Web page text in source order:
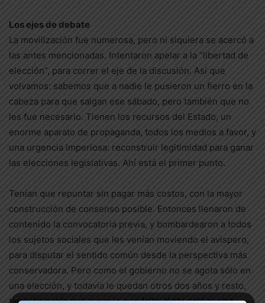
Los ejes de debate
La movilización fue numerosa, pero ni siquiera se acercó a
las antes mencionadas. Intentaron apelar a la “libertad de
elección”, para correr el eje de la discusión. Así que
volvamos: sabemos que a nadie le pusieron un fierro en la
cabeza para que salgan ese sábado, pero también que no
les fue necesario. Tienen los recursos del Estado, un
enorme aparato de propaganda, todos los medios a favor, y
una urgencia imperiosa: reconstruir legitimidad para ganar
las elecciones legislativas. Ahí está el primer punto.
Tenían que repuntar sin pagar más costos, con la mayor
construcción de consenso posible. Entonces llenaron de
contenido la convocatoria previa, y bombardearon a todos
los sujetos sociales que les venían moviendo el avispero,
para disputar el sentido común desde la perspectiva más
conservadora. Pero como el gobierno no se agota sólo en
una elección, y todavía le quedan otros dos años y resto,
también había que ir por lo que falta. Y ahí está el otro